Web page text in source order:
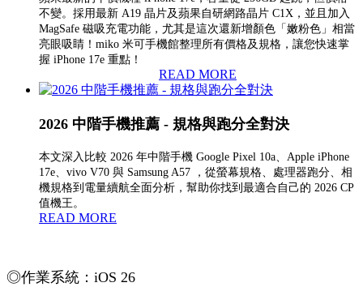
不變。採用最新 A19 晶片及蘋果自研網路晶片 C1X，並且加入
MagSafe 磁吸充電功能，尤其是這次還新增顏色「嫩粉色」相當
亮眼吸睛！miko 米可手機館整理所有價格及規格，讓您快速掌
握 iPhone 17e 重點！
READ MORE
2026 中階手機推薦 - 規格與跑分全對決
本文深入比較 2026 年中階手機 Google Pixel 10a、Apple iPhone
17e、vivo V70 與 Samsung A57 ，從螢幕規格、處理器跑分、相
機規格到電量續航全面分析，幫助你找到最適合自己的 2026 CP
值機王。
READ MORE
◎作業系統：iOS 26